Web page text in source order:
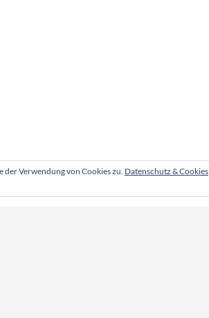
der Verwendung von Cookies zu. Datenschutz & Cookies